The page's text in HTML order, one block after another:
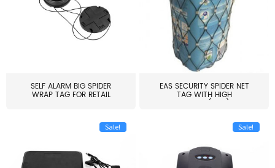
SELF ALARM BIG SPIDER
WRAP TAG FOR RETAIL
EAS SECURITY SPIDER NET
TAG WITH HIGH
QUALITY(S06)
Sale! Sale!